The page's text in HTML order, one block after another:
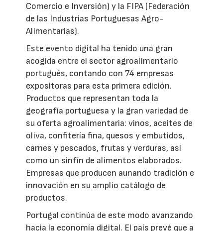
Comercio e Inversión) y la FIPA (Federación
de las Industrias Portuguesas Agro-
Alimentarias).
Este evento digital ha tenido una gran
acogida entre el sector agroalimentario
portugués, contando con 74 empresas
expositoras para esta primera edición.
Productos que representan toda la
geografía portuguesa y la gran variedad de
su oferta agroalimentaria: vinos, aceites de
oliva, confitería fina, quesos y embutidos,
carnes y pescados, frutas y verduras, así
como un sinfín de alimentos elaborados.
Empresas que producen aunando tradición e
innovación en su amplio catálogo de
productos.
Portugal continúa de este modo avanzando
hacia la economía digital. El país prevé que a